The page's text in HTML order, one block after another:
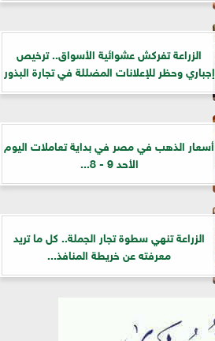
الزراعة تفركش عشوائية الأسواق.. ترخيص
إجباري وحظر للإعلانات المضللة في تجارة البذور
أسعار الذهب في مصر في بداية تعاملات اليوم
الأحد 9 - 8...
الزراعة تنهي سطوة تجار الجملة.. كل ما تريد
معرفته عن خريطة المنافذ...